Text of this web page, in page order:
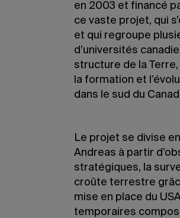
en 2003 et financé
ce vaste projet, qui
et qui regroupe
d’universités
structure de la
la formation et
dans le sud du
Le projet se divise
Andreas à partir
stratégiques, la
croûte terrestre
mise en place du
temporaires